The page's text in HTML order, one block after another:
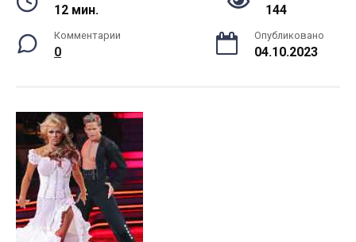
12 мин. 144
Комментарии
0
Опубликовано
04.10.2023